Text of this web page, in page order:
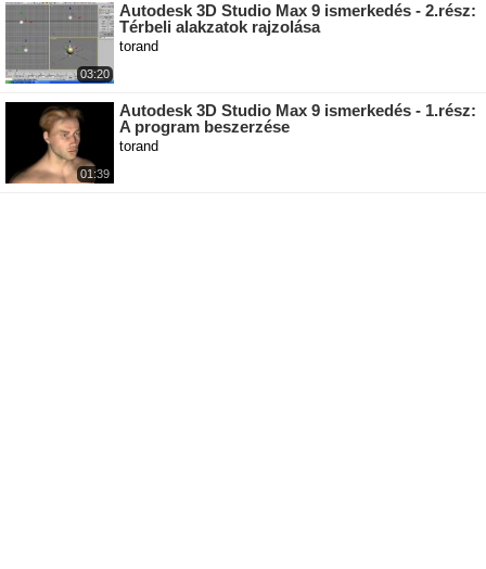
03:20
Autodesk 3D Studio Max 9 ismerkedés - 2.rész:
Térbeli alakzatok rajzolása
torand
01:39
Autodesk 3D Studio Max 9 ismerkedés - 1.rész:
A program beszerzése
torand